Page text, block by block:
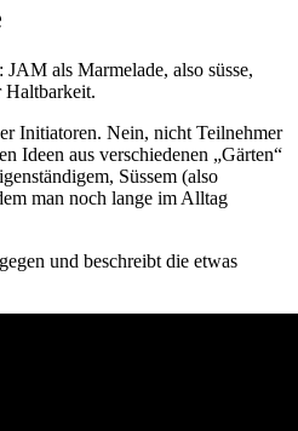
als Marmelade, also süsse,
Haltbarkeit.
Initiatoren. Nein, nicht Teilnehmer
Ideen aus verschiedenen „Gärten“
Süssem (also
man noch lange im Alltag
und beschreibt die etwas